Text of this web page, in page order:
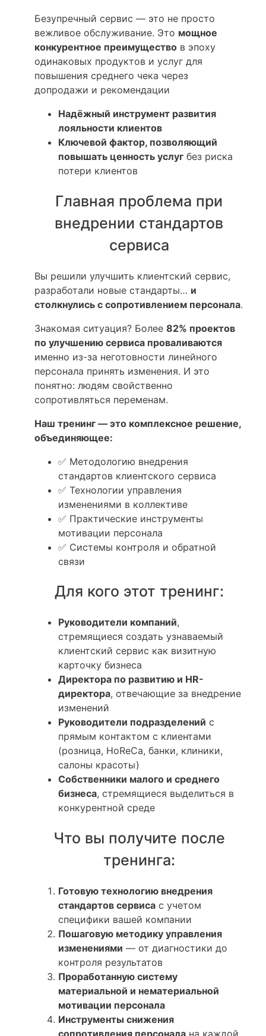
Безупречный сервис — это не просто
вежливое обслуживание. Это мощное
конкурентное преимущество в эпоху
одинаковых продуктов и услуг для
повышения среднего чека через
допродажи и рекомендации
Надёжный инструмент развития
лояльности клиентов
Ключевой фактор, позволяющий
повышать ценность услуг без риска
потери клиентов
Главная проблема при
внедрении стандартов
сервиса
Вы решили улучшить клиентский сервис,
разработали новые стандарты… и
столкнулись с сопротивлением персонала.
Знакомая ситуация? Более 82% проектов
по улучшению сервиса проваливаются
именно из-за неготовности линейного
персонала принять изменения. И это
понятно: людям свойственно
сопротивляться переменам.
Наш тренинг — это комплексное решение,
объединяющее:
✅ Методологию внедрения
стандартов клиентского сервиса
✅ Технологии управления
изменениями в коллективе
✅ Практические инструменты
мотивации персонала
✅ Системы контроля и обратной
связи
Для кого этот тренинг:
Руководители компаний,
стремящиеся создать узнаваемый
клиентский сервис как визитную
карточку бизнеса
Директора по развитию и HR-
директора, отвечающие за внедрение
изменений
Руководители подразделений с
прямым контактом с клиентами
(розница, HoReCa, банки, клиники,
салоны красоты)
Собственники малого и среднего
бизнеса, стремящиеся выделиться в
конкурентной среде
Что вы получите после
тренинга:
Готовую технологию внедрения
стандартов сервиса с учетом
специфики вашей компании
Пошаговую методику управления
изменениями — от диагностики до
контроля результатов
Проработанную систему
материальной и нематериальной
мотивации персонала
Инструменты снижения
сопротивления персонала на каждой